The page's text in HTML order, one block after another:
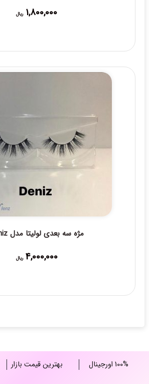
1,800,000 ریال
مژه سه بعدی لولیتا مدل Deniz
4,000,000 ریال
100% اورجینال بهترین قیمت بازار